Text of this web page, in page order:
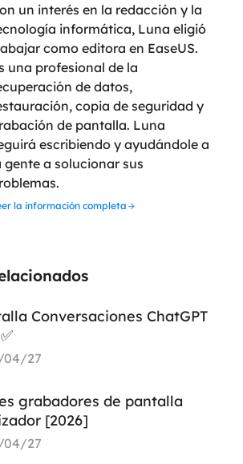
un interés en la redacción y la
informática, Luna eligió
como editora en EaseUS.
una profesional de la
de datos,
copia de seguridad y
de pantalla. Luna
escribiendo y ayudándole a
gente a solucionar sus
la información completa
Conversaciones ChatGPT
04/27
grabadores de pantalla
[2026]
04/27